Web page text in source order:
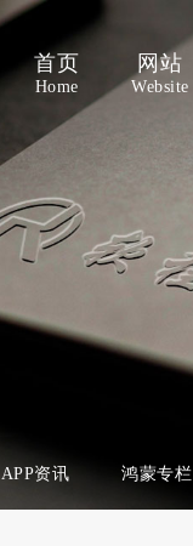
首页
Home
网站
Website
APP资讯 鸿蒙专栏